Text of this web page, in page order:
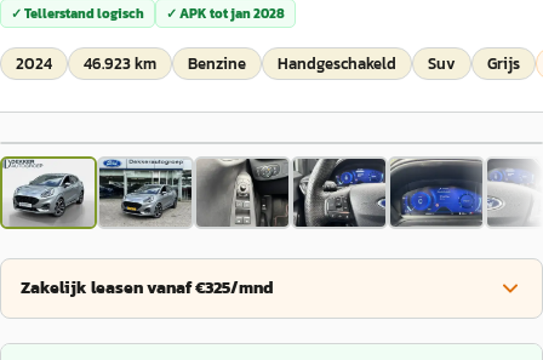
✓ Tellerstand logisch ✓ APK totjan 2028
2024 46.923 km Benzine Handgeschakeld Suv Grijs
1/19
Zakelijk leasen vanaf €325/mnd